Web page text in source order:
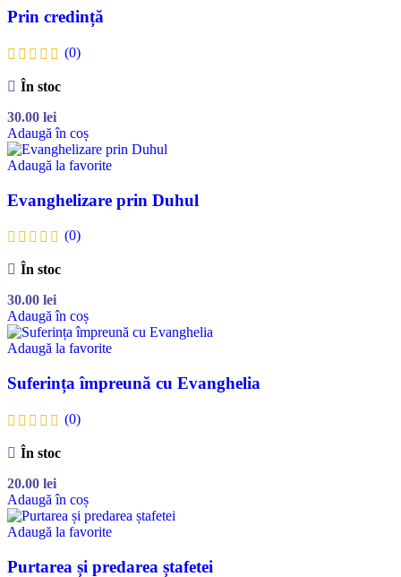
Prin credință
(0)
În stoc
30.00 lei
Adaugă în coș
Adaugă la favorite
Evanghelizare prin Duhul
(0)
În stoc
30.00 lei
Adaugă în coș
Adaugă la favorite
Suferința împreună cu Evanghelia
(0)
În stoc
20.00 lei
Adaugă în coș
Adaugă la favorite
Purtarea și predarea ștafetei